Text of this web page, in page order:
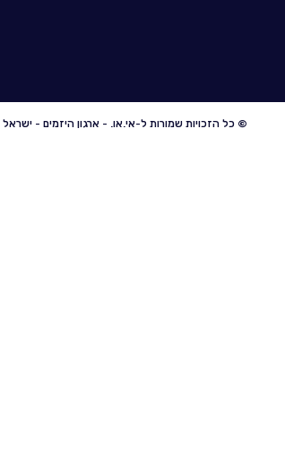
© כל הזכויות שמורות ל-אי.או. - ארגון היזמים - ישראל